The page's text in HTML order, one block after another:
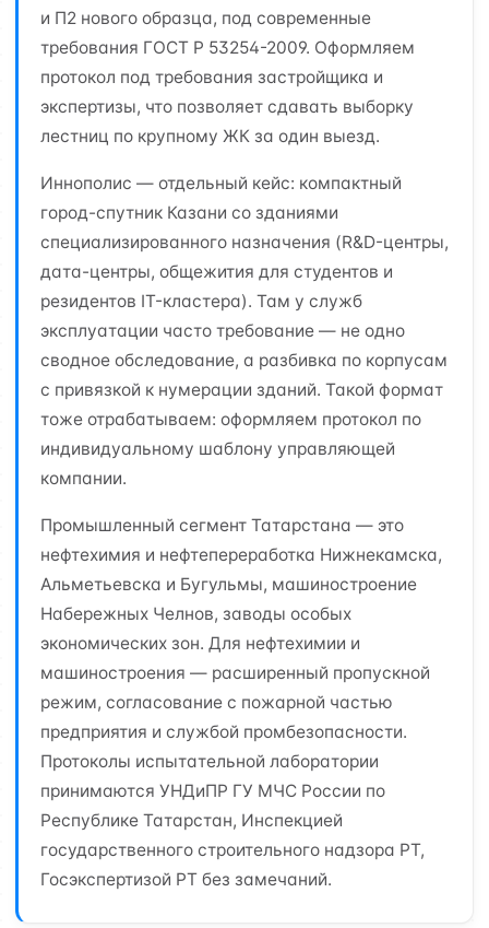
и П2 нового образца, под современные
требования ГОСТ Р 53254-2009. Оформляем
протокол под требования застройщика и
экспертизы, что позволяет сдавать выборку
лестниц по крупному ЖК за один выезд.
Иннополис — отдельный кейс: компактный
город-спутник Казани со зданиями
специализированного назначения (R&D-центры,
дата-центры, общежития для студентов и
резидентов IT-кластера). Там у служб
эксплуатации часто требование — не одно
сводное обследование, а разбивка по корпусам
с привязкой к нумерации зданий. Такой формат
тоже отрабатываем: оформляем протокол по
индивидуальному шаблону управляющей
компании.
Промышленный сегмент Татарстана — это
нефтехимия и нефтепереработка Нижнекамска,
Альметьевска и Бугульмы, машиностроение
Набережных Челнов, заводы особых
экономических зон. Для нефтехимии и
машиностроения — расширенный пропускной
режим, согласование с пожарной частью
предприятия и службой промбезопасности.
Протоколы испытательной лаборатории
принимаются УНДиПР ГУ МЧС России по
Республике Татарстан, Инспекцией
государственного строительного надзора РТ,
Госэкспертизой РТ без замечаний.